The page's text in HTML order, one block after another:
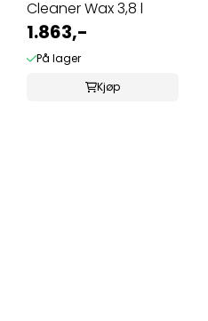
Cleaner Wax 3,8 l
1.863,-
På lager
Kjøp